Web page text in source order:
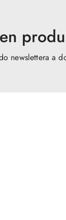
newslettera a